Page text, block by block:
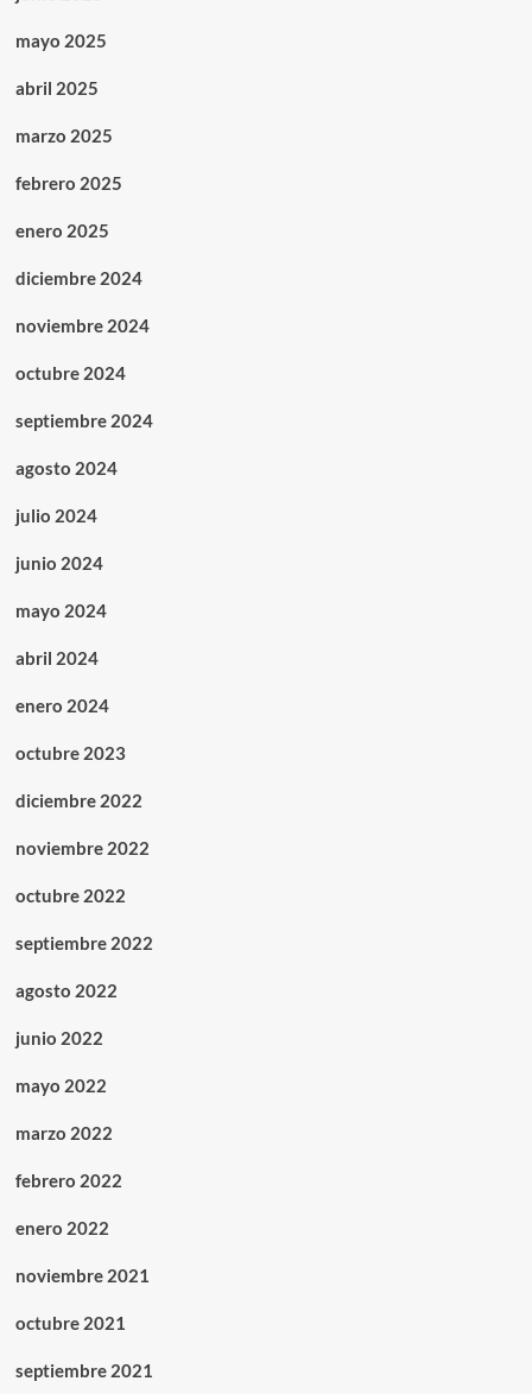
mayo 2025
abril 2025
marzo 2025
febrero 2025
enero 2025
diciembre 2024
noviembre 2024
octubre 2024
septiembre 2024
agosto 2024
julio 2024
junio 2024
mayo 2024
abril 2024
enero 2024
octubre 2023
diciembre 2022
noviembre 2022
octubre 2022
septiembre 2022
agosto 2022
junio 2022
mayo 2022
marzo 2022
febrero 2022
enero 2022
noviembre 2021
octubre 2021
septiembre 2021